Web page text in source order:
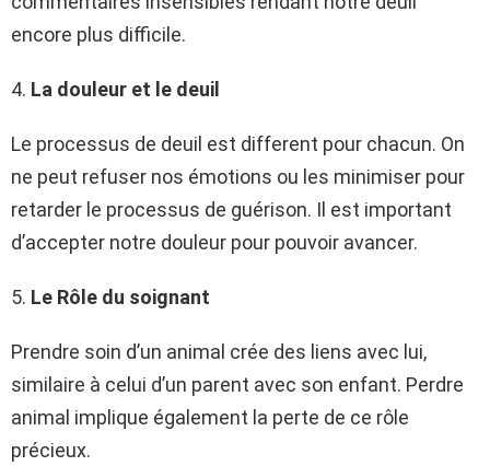
encore plus difficile.
4. La douleur et le deuil
Le processus de deuil est different pour chacun. On
ne peut refuser nos émotions ou les minimiser pour
retarder le processus de guérison. Il est important
d’accepter notre douleur pour pouvoir avancer.
5. Le Rôle du soignant
Prendre soin d’un animal crée des liens avec lui,
similaire à celui d’un parent avec son enfant. Perdre
animal implique également la perte de ce rôle
précieux.